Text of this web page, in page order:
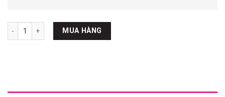
Vật kính hiển vi S45x số lượng
MUA HÀNG